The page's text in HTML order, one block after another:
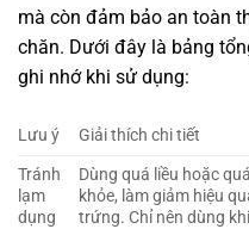
mà còn đảm bảo an toàn
chăn. Dưới đây là bảng
ghi nhớ khi sử dụng:
Lưu ý
Giải thích chi tiết
Tránh
lạm
dụng
Dùng quá liều hoặc
khỏe, làm giảm hiệu
trứng. Chỉ nên dùng